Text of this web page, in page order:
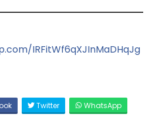
IRFitWf6qXJInMaDHqJg
Twitter
WhatsApp